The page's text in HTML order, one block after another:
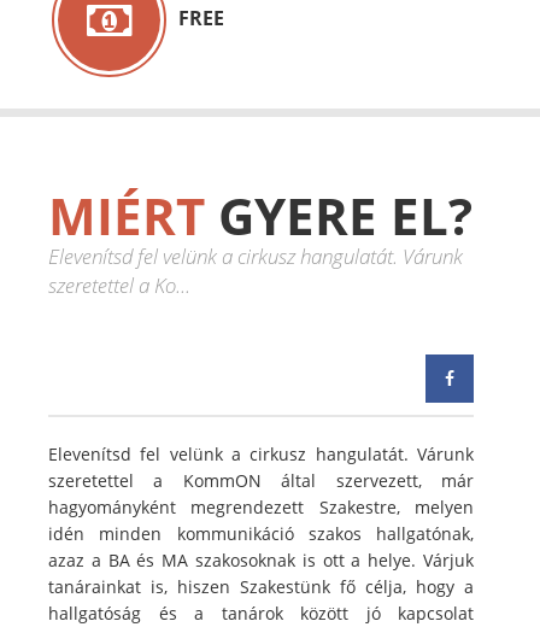
FREE
MIÉRT GYERE EL?
Elevenítsd fel velünk a cirkusz hangulatát. Várunk
szeretettel a Ko...
Elevenítsd fel velünk a cirkusz hangulatát. Várunk
szeretettel a KommON által szervezett, már
hagyományként megrendezett Szakestre, melyen
idén minden kommunikáció szakos hallgatónak,
azaz a BA és MA szakosoknak is ott a helye. Várjuk
tanárainkat is, hiszen Szakestünk fő célja, hogy a
hallgatóság és a tanárok között jó kapcsolat